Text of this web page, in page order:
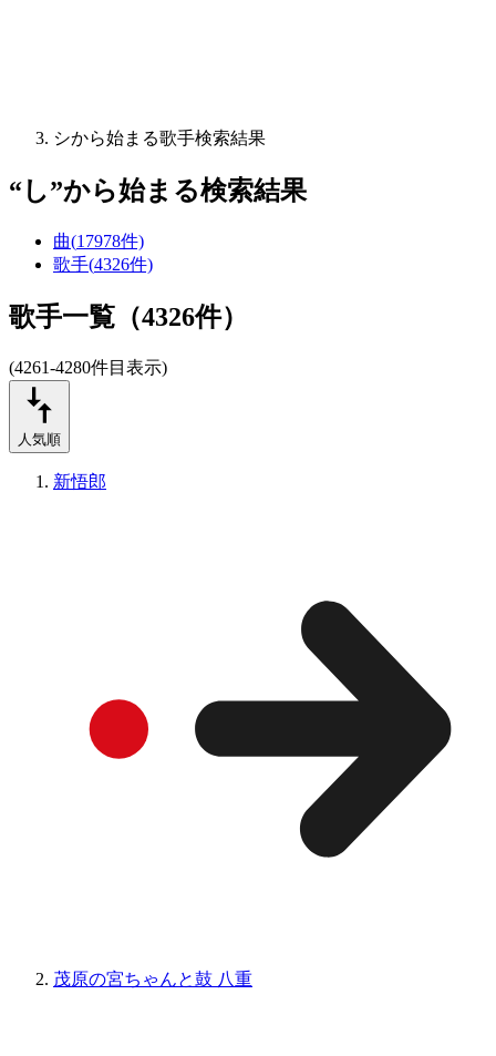
シから始まる歌手検索結果
“し”から始まる検索結果
曲(17978件)
歌手(4326件)
歌手一覧（4326件）
(4261-4280件目表示)
人気順
新悟郎
茂原の宮ちゃんと鼓 八重